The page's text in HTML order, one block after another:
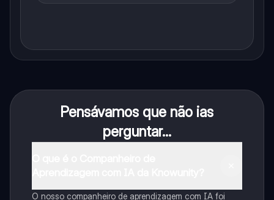
Pensávamos que não ias
perguntar...
O nosso companheiro de aprendizagem com IA foi